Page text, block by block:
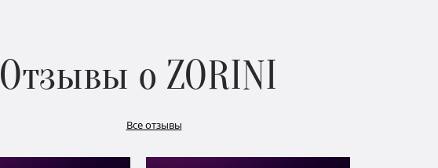
Отзывы о ZORINI
Все отзывы